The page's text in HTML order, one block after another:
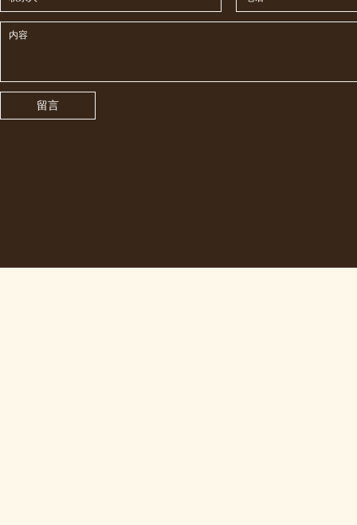
留言